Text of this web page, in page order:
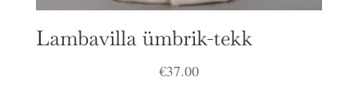
Lambavilla ümbrik-tekk
€37.00